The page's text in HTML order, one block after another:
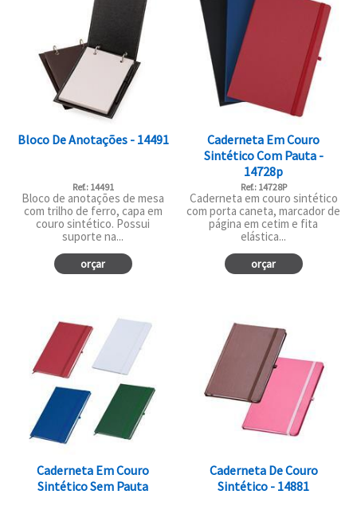
Bloco De Anotações - 14491
Ref.: 14491
Bloco de anotações de mesa
com trilho de ferro, capa em
couro sintético. Possui
suporte na...
orçar
Caderneta Em Couro
Sintético Com Pauta -
14728p
Ref.: 14728P
Caderneta em couro sintético
com porta caneta, marcador de
página em cetim e fita
elástica...
orçar
Caderneta Em Couro
Sintético Sem Pauta
Caderneta De Couro
Sintético - 14881